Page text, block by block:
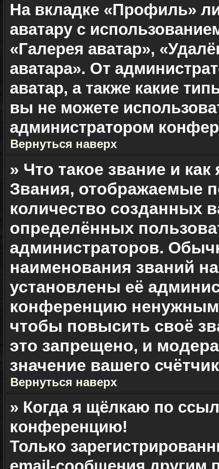
На вкладке «Профиль»
аватару с
«Галерея аватар»,
аватара». От
аватар, а также какие
вы не можете
администратором
Вернуться наверх
» Что такое звание и
Звания, отображаемые
количество созданных
определённых
администраторов.
наименования званий
установлены её
конференцию
чтобы повысить своё
это запрещено, и
значение вашего
Вернуться наверх
» Когда я щёлкаю по
конференцию!
Только